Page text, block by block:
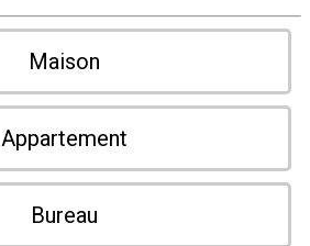
Maison
Appartement
Bureau